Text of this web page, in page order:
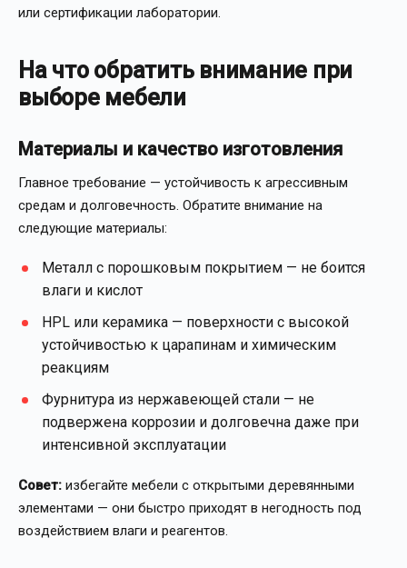
или сертификации лаборатории.
На что обратить внимание при
выборе мебели
Материалы и качество изготовления
Главное требование — устойчивость к агрессивным
средам и долговечность. Обратите внимание на
следующие материалы:
Металл с порошковым покрытием — не боится
влаги и кислот
HPL или керамика — поверхности с высокой
устойчивостью к царапинам и химическим
реакциям
Фурнитура из нержавеющей стали — не
подвержена коррозии и долговечна даже при
интенсивной эксплуатации
Совет: избегайте мебели с открытыми деревянными
элементами — они быстро приходят в негодность под
воздействием влаги и реагентов.